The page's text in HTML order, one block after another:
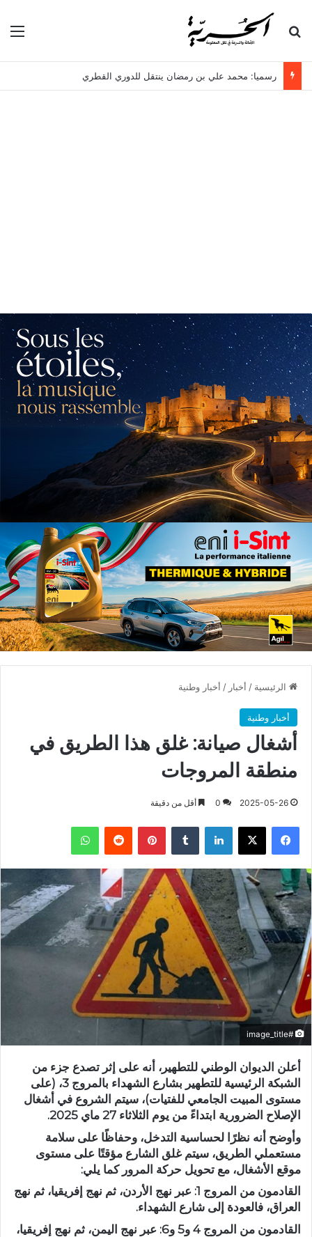
بحث عن
رسميا: محمد علي بن رمضان ينتقل للدوري القطري
الرئيسية / أخبار / أخبار وطنية
أخبار وطنية
أشغال صيانة: غلق هذا الطريق في
منطقة المروجات
2025-05-26
0 أقل من دقيقة
فيسبوك X لينكدإن بينتيريست واتساب
#image_title
أعلن الديوان الوطني للتطهير، أنه على إثر تصدع جزء من
الشبكة الرئيسية للتطهير بشارع الشهداء بالمروج 3، (على
مستوى المبيت الجامعي للفتيات)، سيتم الشروع في أشغال
الإصلاح الضرورية ابتداءً من يوم الثلاثاء 27 ماي 2025.
وأوضح أنه نظرًا لحساسية التدخل، وحفاظًا على سلامة
مستعملي الطريق، سيتم غلق الشارع مؤقتًا على مستوى
موقع الأشغال، مع تحويل حركة المرور كما يلي:
القادمون من المروج 1: عبر نهج الأردن، ثم نهج إفريقيا، ثم نهج
العراق، فالعودة إلى شارع الشهداء.
القادمون من المروج 4 و5 و6: عبر نهج اليمن، ثم نهج إفريقيا،